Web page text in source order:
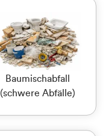
Baumischabfall
(schwere Abfälle)